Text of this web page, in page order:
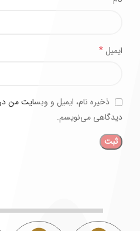
ایمیل*
ذخیره نام، ایمیل و وبسایت من
دیدگاهی می‌نویسم.